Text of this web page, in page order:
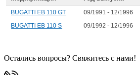
BUGATTI EB 110 GT 09/1991 - 12/1996
BUGATTI EB 110 S
09/1992 - 12/1996
Остались вопросы? Свяжитесь с нами!